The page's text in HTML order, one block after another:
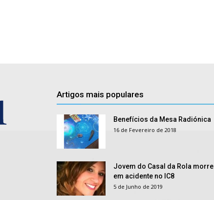
Artigos mais populares
Benefícios da Mesa Radiónica
16 de Fevereiro de 2018
Jovem do Casal da Rola morre
em acidente no IC8
5 de Junho de 2019